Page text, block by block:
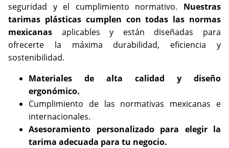
seguridad y el cumplimiento normativo. Nuestras
tarimas plásticas cumplen con todas las normas
mexicanas aplicables y están diseñadas para
ofrecerte la máxima durabilidad, eficiencia y
sostenibilidad.
Materiales de alta calidad y diseño
ergonómico.
Cumplimiento de las normativas mexicanas e
internacionales.
Asesoramiento personalizado para elegir la
tarima adecuada para tu negocio.